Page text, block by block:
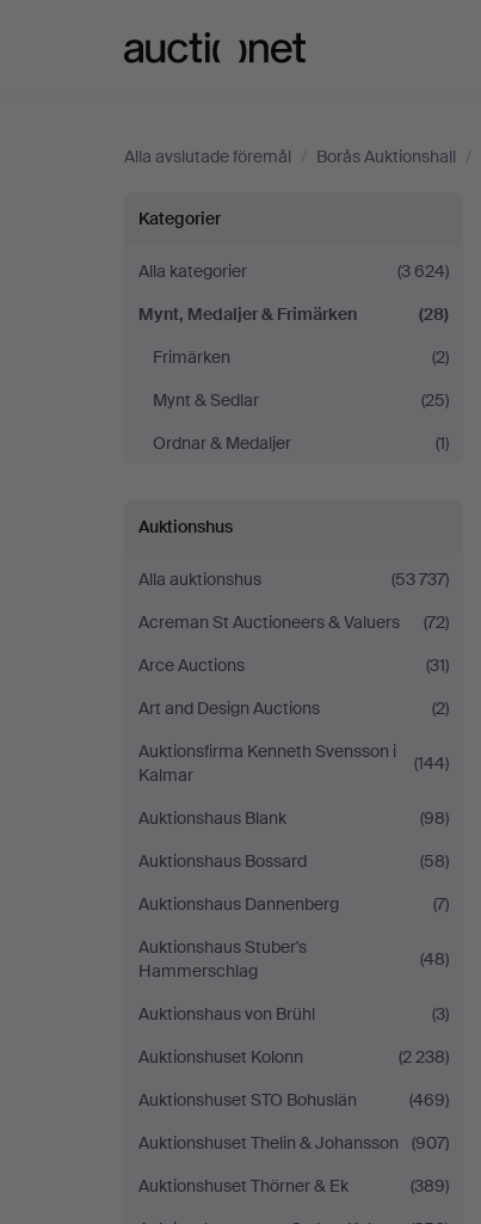
Alla avslutade föremål / Borås Auktionshall /
Mynt,
Medaljer
&
Frimärken
på
Borås
Auktionshall
Kategorier
Alla kategorier
(3 624)
Mynt, Medaljer & Frimärken
(28)
Frimärken
(2)
Mynt & Sedlar
(25)
Ordnar & Medaljer
(1)
Auktionshus
Alla auktionshus
(53 737)
Acreman St Auctioneers & Valuers
(72)
Arce Auctions
(31)
Art and Design Auctions
(2)
Auktionsfirma Kenneth Svensson i
Kalmar
(144)
Auktionshaus Blank
(98)
Auktionshaus Bossard
(58)
Auktionshaus Dannenberg
(7)
Auktionshaus Stuber's
Hammerschlag
(48)
Auktionshaus von Brühl
(3)
Auktionshuset Kolonn
(2 238)
Auktionshuset STO Bohuslän
(469)
Auktionshuset Thelin & Johansson
(907)
Auktionshuset Thörner & Ek
(389)